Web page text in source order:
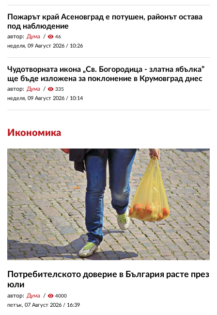
Пожарът край Асеновград е потушен, районът остава
под наблюдение
автор: Дума visibility 46
неделя, 09 Август 2026 / 10:26
Чудотворната икона „Св. Богородица - златна ябълка”
ще бъде изложена за поклонение в Крумовград днес
автор: Дума visibility 335
неделя, 09 Август 2026 / 10:14
Икономика
Потребителското доверие в България расте през
юли
автор: Дума visibility 4000
петък, 07 Август 2026 / 16:39